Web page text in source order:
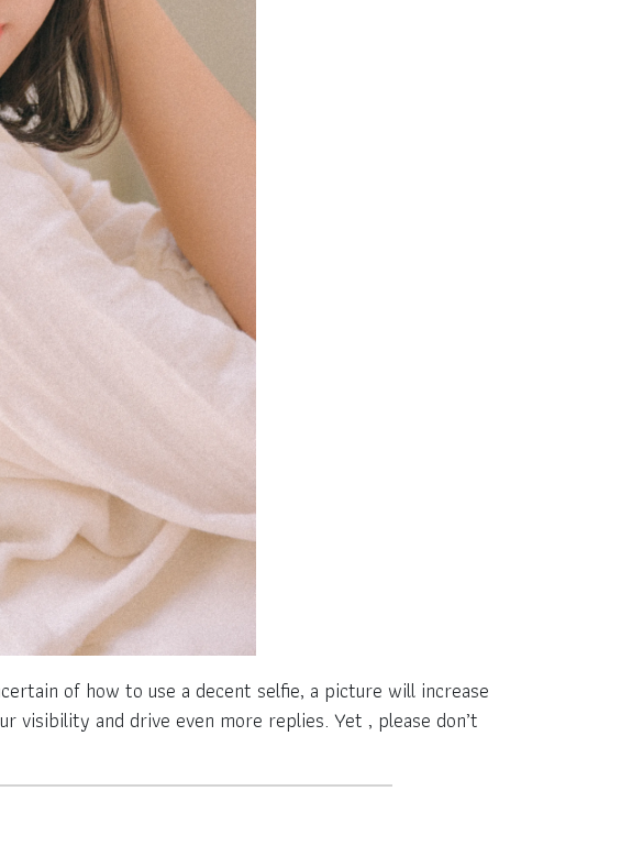
of how to use a decent selfie, a picture will increase
visibility and drive even more replies. Yet , please don’t